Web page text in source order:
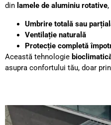
din lamele de aluminiu rotative,
Umbrire totală sau
Ventilație naturală
Protecție completă
Această tehnologie
asupra confortului tău, doar